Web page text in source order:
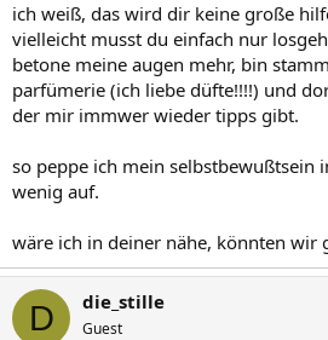
ich weiß, das wird dir keine große
vielleicht musst du einfach nur
betone meine augen mehr, bin
parfümerie (ich liebe düfte!!!!) und
der mir immwer wieder tipps gibt.
so peppe ich mein selbstbewußtsein
wenig auf.
wäre ich in deiner nähe, könnten wir
D die_stille
Guest